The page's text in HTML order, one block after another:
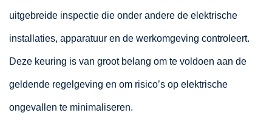
uitgebreide inspectie die onder andere de elektrische
installaties, apparatuur en de werkomgeving controleert.
Deze keuring is van groot belang om te voldoen aan de
geldende regelgeving en om risico’s op elektrische
ongevallen te minimaliseren.